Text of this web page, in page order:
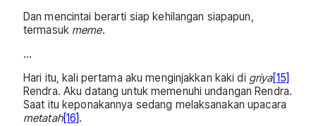
Dan mencintai berarti siap kehilangan siapapun,
termasuk meme.
…
Hari itu, kali pertama aku menginjakkan kaki di griya[15]
Rendra. Aku datang untuk memenuhi undangan Rendra.
Saat itu keponakannya sedang melaksanakan upacara
metatah[16].